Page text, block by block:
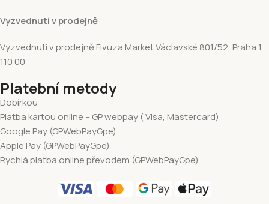
Vyzvednutí v prodejně
Vyzvednutí v prodejně Fivuza Market Václavské 801/52, Praha 1,
110 00
Platební metody
Dobírkou
Platba kartou online – GP webpay ( Visa, Mastercard)
Google Pay (GPWebPayGpe)
Apple Pay (GPWebPayGpe)
Rychlá platba online převodem (GPWebPayGpe)